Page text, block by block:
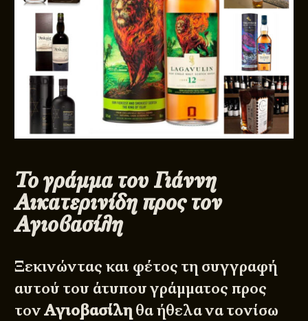
Το γράμμα του Γιάννη
Αικατερινίδη προς τον
Αγιοβασίλη
Ξεκινώντας και φέτος τη συγγραφή
αυτού του άτυπου γράμματος προς
τονΑγιοβασίλη θα ήθελα να τονίσω